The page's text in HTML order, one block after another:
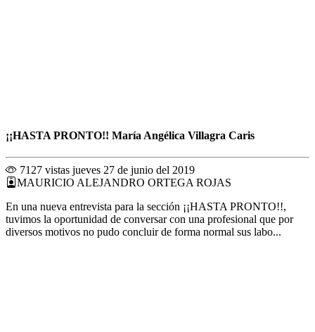
¡¡HASTA PRONTO!! María Angélica Villagra Caris
7127 vistas jueves 27 de junio del 2019
MAURICIO ALEJANDRO ORTEGA ROJAS
En una nueva entrevista para la sección ¡¡HASTA PRONTO!!,
tuvimos la oportunidad de conversar con una profesional que por
diversos motivos no pudo concluir de forma normal sus labo...